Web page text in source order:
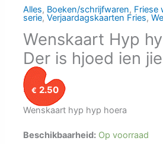
Alles, Boeken/schrijfwaren, Friese
serie, Verjaardagskaarten Fries,
Wenskaart Hyp
Der is hjoed ien
€ 2.50
Wenskaart hyp hyp hoera
Beschikbaarheid: Op voorraad